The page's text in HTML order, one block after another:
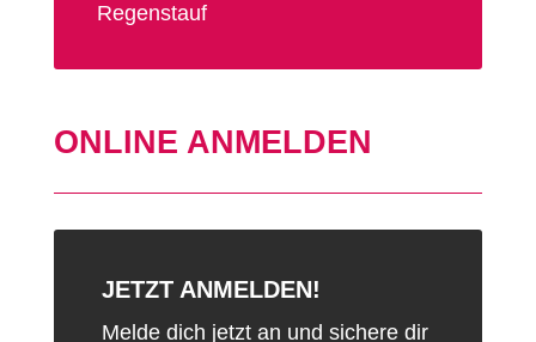
Regenstauf
ONLINE ANMELDEN
JETZT ANMELDEN!
Melde dich jetzt an und sichere dir